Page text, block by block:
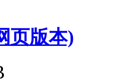
页版本)